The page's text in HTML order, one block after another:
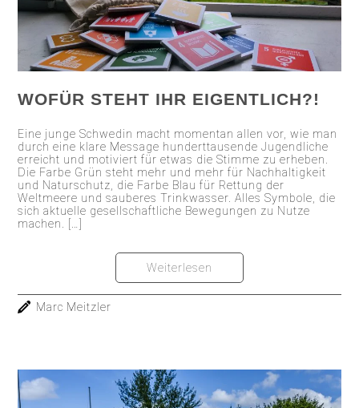
WOFÜR STEHT IHR EIGENTLICH?!
Eine junge Schwedin macht momentan allen vor, wie man
durch eine klare Message hunderttausende Jugendliche
erreicht und motiviert für etwas die Stimme zu erheben.
Die Farbe Grün steht mehr und mehr für Nachhaltigkeit
und Naturschutz, die Farbe Blau für Rettung der
Weltmeere und sauberes Trinkwasser. Alles Symbole, die
sich aktuelle gesellschaftliche Bewegungen zu Nutze
machen. […]
Weiterlesen
Marc Meitzler